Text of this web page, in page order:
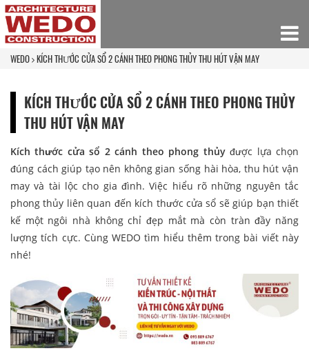
WEDO KÍCH THƯỚC CỬA SỔ 2 CÁNH THEO PHONG THỦY THU HÚT VẬN MAY
KÍCH THƯỚC CỬA SỔ 2 CÁNH THEO PHONG THỦY
THU HÚT VẬN MAY
Kích thước cửa sổ 2 cánh theo phong thủyđược lựa chọn
đúng cách giúp tạo nên không gian sống hài hòa, thu hút vận
may và tài lộc cho gia đình. Việc hiểu rõ những nguyên tắc
phong thủy liên quan đến kích thước cửa sổ sẽ giúp bạn thiết
kế một ngôi nhà không chỉ đẹp mắt mà còn tràn đầy năng
lượng tích cực. Cùng WEDO tìm hiểu thêm trong bài viết này
nhé!